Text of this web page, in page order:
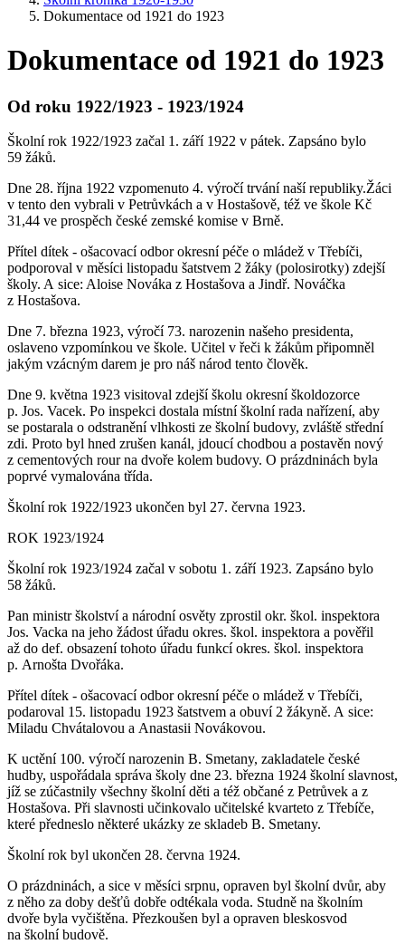
Dokumentace od 1921 do 1923
Dokumentace od 1921 do 1923
Od roku 1922/1923 - 1923/1924
Školní rok 1922/1923 začal 1. září 1922 v pátek. Zapsáno bylo
59 žáků.
Dne 28. října 1922 vzpomenuto 4. výročí trvání naší republiky.Žáci
v tento den vybrali v Petrůvkách a v Hostašově, též ve škole Kč
31,44 ve prospěch české zemské komise v Brně.
Přítel dítek - ošacovací odbor okresní péče o mládež v Třebíči,
podporoval v měsíci listopadu šatstvem 2 žáky (polosirotky) zdejší
školy. A sice: Aloise Nováka z Hostašova a Jindř. Nováčka
z Hostašova.
Dne 7. března 1923, výročí 73. narozenin našeho presidenta,
oslaveno vzpomínkou ve škole. Učitel v řeči k žákům připomněl
jakým vzácným darem je pro náš národ tento člověk.
Dne 9. května 1923 visitoval zdejší školu okresní školdozorce
p. Jos. Vacek. Po inspekci dostala místní školní rada nařízení, aby
se postarala o odstranění vlhkosti ze školní budovy, zvláště střední
zdi. Proto byl hned zrušen kanál, jdoucí chodbou a postavěn nový
z cementových rour na dvoře kolem budovy. O prázdninách byla
poprvé vymalována třída.
Školní rok 1922/1923 ukončen byl 27. června 1923.
ROK 1923/1924
Školní rok 1923/1924 začal v sobotu 1. září 1923. Zapsáno bylo
58 žáků.
Pan ministr školství a národní osvěty zprostil okr. škol. inspektora
Jos. Vacka na jeho žádost úřadu okres. škol. inspektora a pověřil
až do def. obsazení tohoto úřadu funkcí okres. škol. inspektora
p. Arnošta Dvořáka.
Přítel dítek - ošacovací odbor okresní péče o mládež v Třebíči,
podaroval 15. listopadu 1923 šatstvem a obuví 2 žákyně. A sice:
Miladu Chvátalovou a Anastasii Novákovou.
K uctění 100. výročí narozenin B. Smetany, zakladatele české
hudby, uspořádala správa školy dne 23. března 1924 školní slavnost,
jíž se zúčastnily všechny školní děti a též občané z Petrůvek a z
Hostašova. Při slavnosti učinkovalo učitelské kvarteto z Třebíče,
které předneslo některé ukázky ze skladeb B. Smetany.
Školní rok byl ukončen 28. června 1924.
O prázdninách, a sice v měsíci srpnu, opraven byl školní dvůr, aby
z něho za doby dešťů dobře odtékala voda. Studně na školním
dvoře byla vyčištěna. Přezkoušen byl a opraven bleskosvod
na školní budově.